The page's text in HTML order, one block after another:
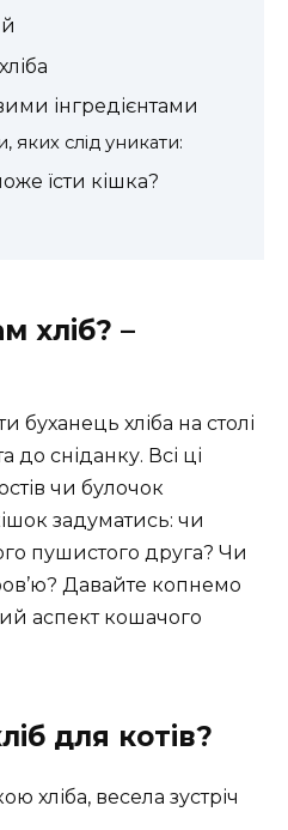
інгредієнтами
яких слід уникати:
їсти кішка?
хліб? –
буханець хліба на столі
до сніданку. Всі ці
чи булочок
задуматись: чи
пушистого друга? Чи
Давайте копнемо
аспект кошачого
для котів?